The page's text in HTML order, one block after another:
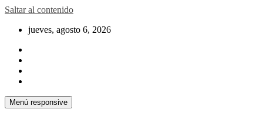
Saltar al contenido
jueves, agosto 6, 2026
Menú responsive